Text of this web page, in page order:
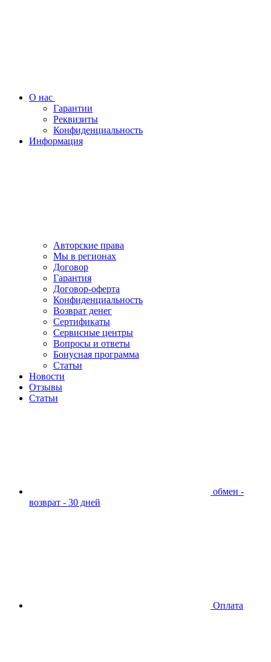
О нас
Гарантии
Реквизиты
Конфиденциальность
Информация
Авторские права
Мы в регионах
Договор
Гарантия
Договор-оферта
Конфиденциальность
Возврат денег
Сертификаты
Сервисные центры
Вопросы и ответы
Бонусная программа
Статьи
Новости
Отзывы
Статьи
обмен -
возврат - 30 дней
Оплата